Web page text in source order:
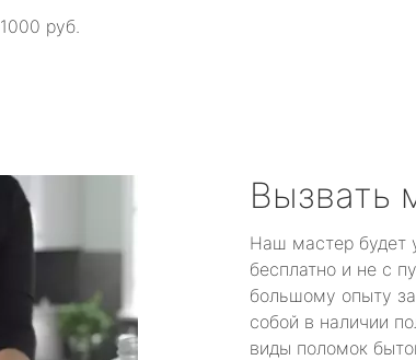
руб.
Вызвать
Наш мастер будет
бесплатно и не с
большому опыту
собой в наличии
виды поломок